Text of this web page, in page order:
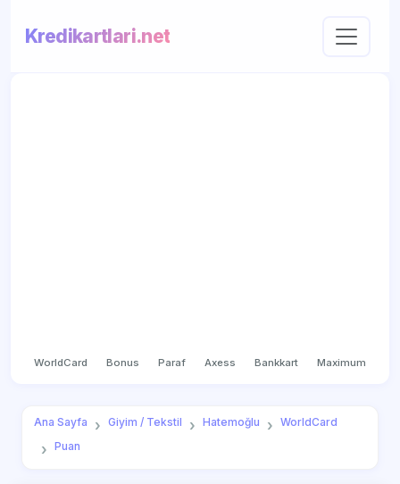
Kredikartlari.net
WorldCard Bonus Paraf Axess Bankkart Maximum
Ana Sayfa Giyim / Tekstil Hatemoğlu
WorldCard
Puan